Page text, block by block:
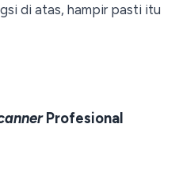
di atas, hampir pasti itu
Profesional